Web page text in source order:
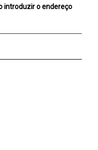
introduzir o endereço